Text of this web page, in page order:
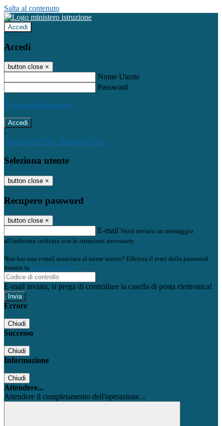
Salta al contenuto
Accedi
Accedi
button close ×
Nome Utente
Password
Password dimenticata?
-
Entra con SPID Entra con CIE
Seleziona utente
button close ×
Recupero password
button close ×
E-mail Verrà inviato un messaggio
all'indirizzo indicato con le istruzioni necessarie.
Non hai una e-mail associata al nome utente? Effettua il reset della password
tramite la Login Spaggiari
E-mail inviata, si prega di controllare la casella di posta elettronica!
Errore
Chiudi
Successo
Chiudi
Informazione
Chiudi
Attendere...
Attendere il completamento dell'operazione...